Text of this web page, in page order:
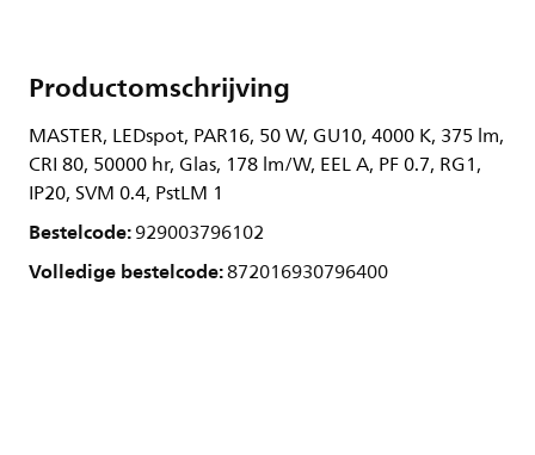
Productomschrijving
MASTER, LEDspot, PAR16, 50 W, GU10, 4000 K, 375 lm,
CRI 80, 50000 hr, Glas, 178 lm/W, EEL A, PF 0.7, RG1,
IP20, SVM 0.4, PstLM 1
Bestelcode:929003796102
Volledige bestelcode:872016930796400